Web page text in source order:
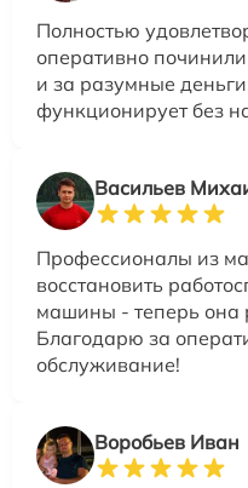
Полностью
оперативно
и за разумные
функционирует без
Васильев
Профессионалы из
восстановить
машины - теперь она
Благодарю за
обслуживание!
Воробьев Иван